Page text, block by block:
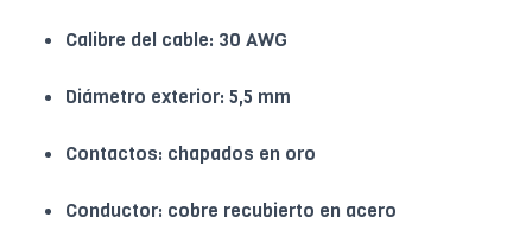
Calibre del cable: 30 AWG
Diámetro exterior: 5,5 mm
Contactos: chapados en oro
Conductor: cobre recubierto en acero